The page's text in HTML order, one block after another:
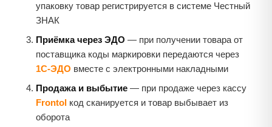
упаковку товар регистрируется в системе Честный
ЗНАК
Приёмка через ЭДО — при получении товара от
поставщика коды маркировки передаются через
1С-ЭДО вместе с электронными накладными
Продажа и выбытие — при продаже через кассу
Frontol код сканируется и товар выбывает из
оборота